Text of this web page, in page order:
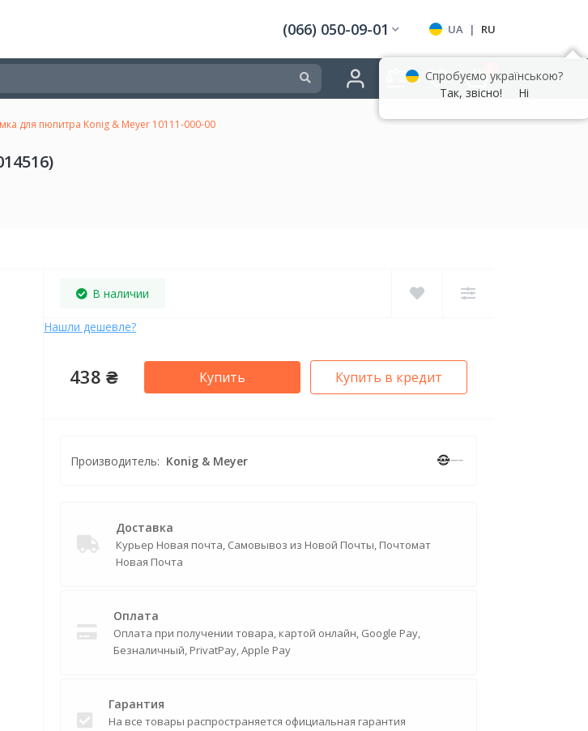
(066) 050-09-01 UA | RU
для пюпитра Konig & Meyer 10111-000-00
В наличии
Нашли дешевле?
438 ₴ Купить Купить в кредит
Производитель: Konig & Meyer
Доставка
Курьер Новая почта, Самовывоз из Новой Почты, Почтомат
Новая Почта
Оплата
Оплата при получении товара, картой онлайн, Google Pay,
Безналичный, PrivatPay, Apple Pay
Гарантия
На все товары распространяется официальная гарантия
Спробуємо українською?
Так, звісно!
Ні